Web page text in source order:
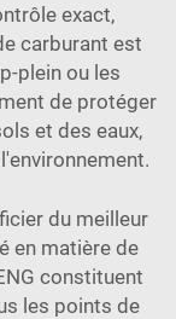
exact,
carburant est
plein ou les
de protéger
et des eaux,
du meilleur
en matière de
constituent
les points de